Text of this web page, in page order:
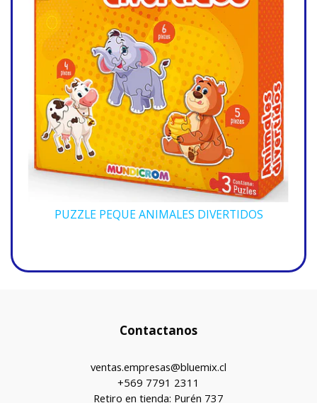
PUZZLE PEQUE ANIMALES DIVERTIDOS
Contactanos
ventas.empresas@bluemix.cl
+569 7791 2311
Retiro en tienda: Purén 737